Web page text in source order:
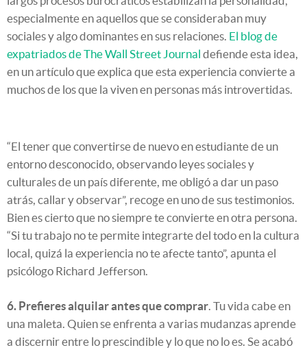
especialmente en aquellos que se consideraban muy
sociales y algo dominantes en sus relaciones. El blog de
expatriados de The Wall Street Journal defiende esta idea,
en un artículo que explica que esta experiencia convierte a
muchos de los que la viven en personas más introvertidas.
“El tener que convertirse de nuevo en estudiante de un
entorno desconocido, observando leyes sociales y
culturales de un país diferente, me obligó a dar un paso
atrás, callar y observar”, recoge en uno de sus testimonios.
Bien es cierto que no siempre te convierte en otra persona.
“Si tu trabajo no te permite integrarte del todo en la cultura
local, quizá la experiencia no te afecte tanto”, apunta el
psicólogo Richard Jefferson.
6. Prefieres alquilar antes que comprar. Tu vida cabe en
una maleta. Quien se enfrenta a varias mudanzas aprende
a discernir entre lo prescindible y lo que no lo es. Se acabó